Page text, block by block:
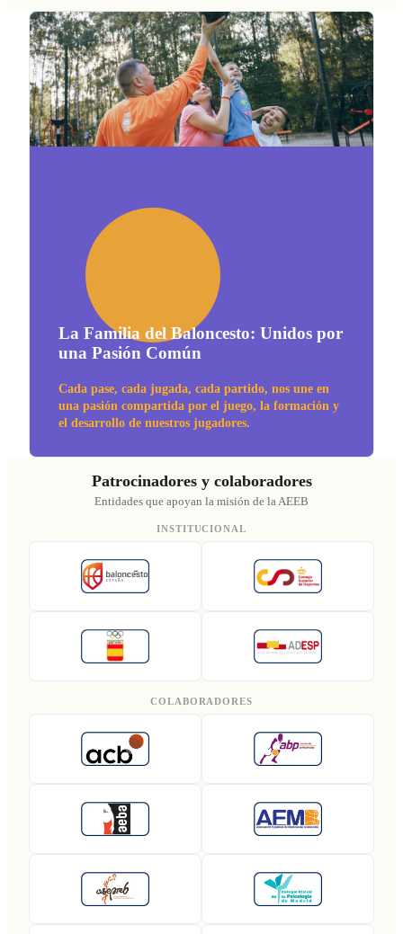
La Familia del Baloncesto: Unidos por
una Pasión Común
Cada pase, cada jugada, cada partido, nos une en
una pasión compartida por el juego, la formación y
el desarrollo de nuestros jugadores.
Patrocinadores y colaboradores
Entidades que apoyan la misión de la AEEB
INSTITUCIONAL
COLABORADORES